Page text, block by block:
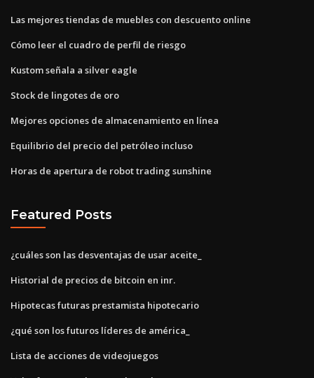
Las mejores tiendas de muebles con descuento online
Cómo leer el cuadro de perfil de riesgo
Kustom señala a silver eagle
Stock de lingotes de oro
Mejores opciones de almacenamiento en línea
Equilibrio del precio del petróleo incluso
Horas de apertura de robot trading sunshine
Featured Posts
¿cuáles son las desventajas de usar aceite_
Historial de precios de bitcoin en inr.
Hipotecas futuras prestamista hipotecario
¿qué son los futuros líderes de américa_
Lista de acciones de videojuegos